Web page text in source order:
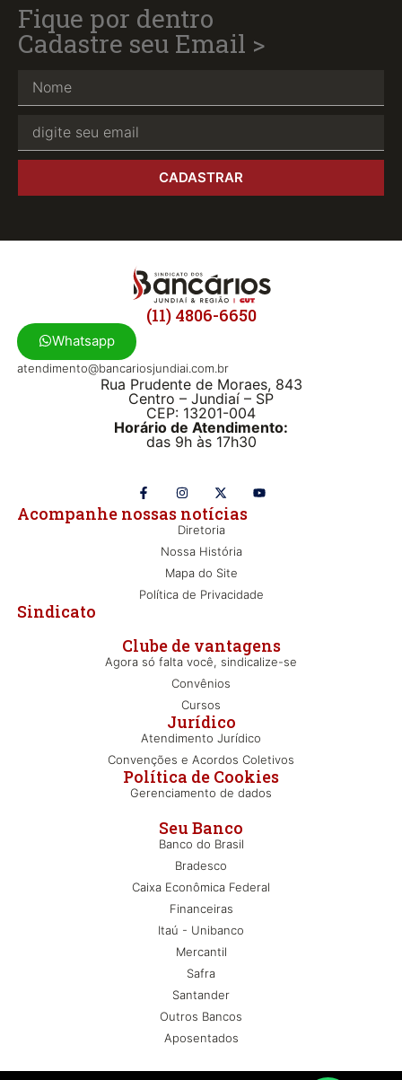
Fique por dentro
Cadastre seu Email >
CADASTRAR
Seu Banco
Banco do Brasil
Bradesco
Caixa Econômica Federal
Financeiras
Itaú - Unibanco
Mercantil
Safra
Santander
Outros Bancos
Aposentados
Clube de vantagens
Agora só falta você, sindicalize-se
Convênios
Cursos
Jurídico
Atendimento Jurídico
Convenções e Acordos Coletivos
Política de Cookies
Gerenciamento de dados
Sindicato
Diretoria
Nossa História
Mapa do Site
Política de Privacidade
Acompanhe nossas notícias
(11) 4806-6650
Whatsapp
atendimento@bancariosjundiai.com.br
Rua Prudente de Moraes, 843
Centro – Jundiaí – SP
CEP: 13201-004
Horário de Atendimento:
das 9h às 17h30